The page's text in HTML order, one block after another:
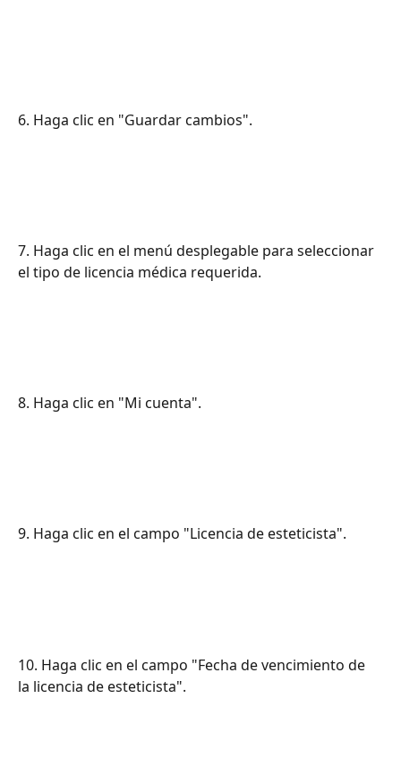
6. Haga clic en "Guardar cambios".
7. Haga clic en el menú desplegable para seleccionar
el tipo de licencia médica requerida.
8. Haga clic en "Mi cuenta".
9. Haga clic en el campo "Licencia de esteticista".
10. Haga clic en el campo "Fecha de vencimiento de
la licencia de esteticista".